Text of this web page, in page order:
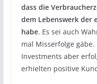
dass die
dem Lebenswerk der
habe. Es sei auch
mal Misserfolge
Investments aber
erhielten positive